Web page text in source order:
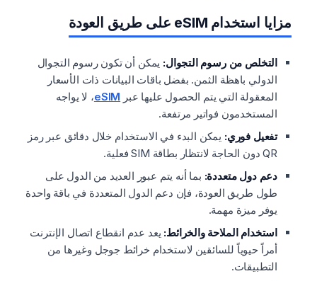
مزايا استخدام eSIM على طريق العودة
التخلص من رسوم التجوال: يمكن أن تكون رسوم التجوال
الدولي باهظة الثمن. بفضل باقات البيانات ذات الأسعار
المعقولة التي يتم الحصول عليها عبر eSIM، لا يواجه
المستخدمون فواتير مرتفعة.
تفعيل فوري: يمكن البدء في الاستخدام خلال دقائق عبر رمز
QR دون الحاجة لانتظار بطاقة SIM فعلية.
دعم دول متعددة: بما أنه يتم عبور العديد من الدول على
طول طريق العودة، فإن دعم الدول المتعددة في باقة واحدة
يوفر ميزة مهمة.
استخدام الملاحة والخرائط: يعد عدم انقطاع اتصال الإنترنت
أمراً حيوياً للسائقين لاستخدام خرائط جوجل وغيرها من
التطبيقات.